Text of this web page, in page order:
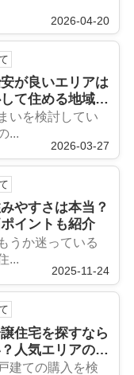
2026-04-20
が良いエリアは
て住める地域や
いを検討してい
...
2026-03-27
やすさは本当？
イントも紹介
うか迷っている
...
2025-11-24
住宅を探すなら
人気エリアの特
ご紹介
建ての購入を検